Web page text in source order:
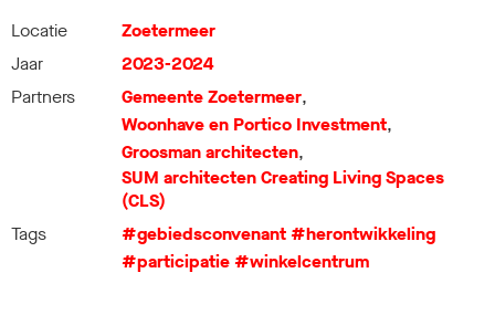
Locatie
Zoetermeer
Jaar
2023-2024
Partners
Gemeente Zoetermeer,
Woonhave en Portico Investment,
Groosman architecten,
SUM architecten Creating Living Spaces
(CLS)
Tags
#gebiedsconvenant#herontwikkeling
#participatie#winkelcentrum